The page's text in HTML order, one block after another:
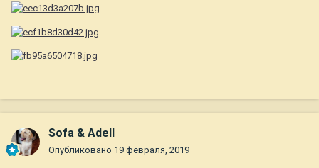
Sofa & Adell
Опубликовано 19 февраля, 2019